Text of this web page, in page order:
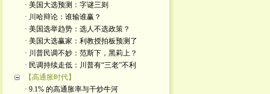
· 美国大选预测：字谜三则
· 川哈辩论：谁输谁赢？
· 美国选举趋势：选人不选政策？
· 美国大选赢家：利教授拍板预测了
· 川普民调不妙：范斯下，黑莉上？
· 民调持续走低：川普有“三老”不利
【高通胀时代】
· 9.1% 的高通胀率与干炒牛河